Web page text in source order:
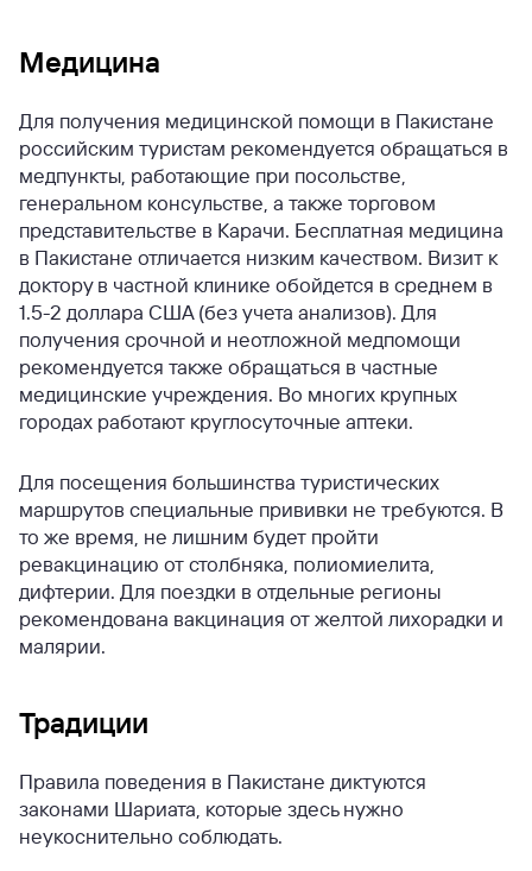
Медицина
Для получения медицинской помощи в Пакистане
российским туристам рекомендуется обращаться в
медпункты, работающие при посольстве,
генеральном консульстве, а также торговом
представительстве в Карачи. Бесплатная медицина
в Пакистане отличается низким качеством. Визит к
доктору в частной клинике обойдется в среднем в
1.5-2 доллара США (без учета анализов). Для
получения срочной и неотложной медпомощи
рекомендуется также обращаться в частные
медицинские учреждения. Во многих крупных
городах работают круглосуточные аптеки.
Для посещения большинства туристических
маршрутов специальные прививки не требуются. В
то же время, не лишним будет пройти
ревакцинацию от столбняка, полиомиелита,
дифтерии. Для поездки в отдельные регионы
рекомендована вакцинация от желтой лихорадки и
малярии.
Традиции
Правила поведения в Пакистане диктуются
законами Шариата, которые здесь нужно
неукоснительно соблюдать.